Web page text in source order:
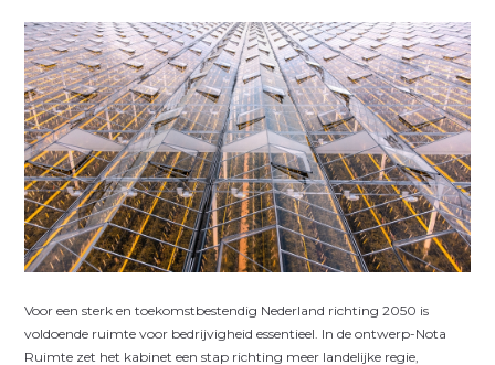
Voor een sterk en toekomstbestendig Nederland richting 2050 is
voldoende ruimte voor bedrijvigheid essentieel. In de ontwerp-Nota
Ruimte zet het kabinet een stap richting meer landelijke regie,